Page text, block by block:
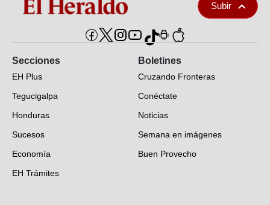
Subir
Secciones
EH Plus
Tegucigalpa
Honduras
Sucesos
Economía
EH Trámites
Boletines
Cruzando Fronteras
Conéctate
Noticias
Semana en imágenes
Buen Provecho